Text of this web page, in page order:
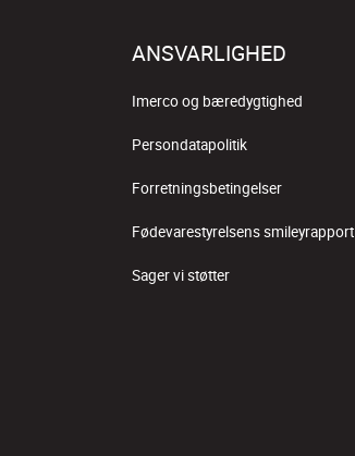
ANSVARLIGHED
Imerco og bæredygtighed
Persondatapolitik
Forretningsbetingelser
Fødevarestyrelsens smileyrapport
Sager vi støtter